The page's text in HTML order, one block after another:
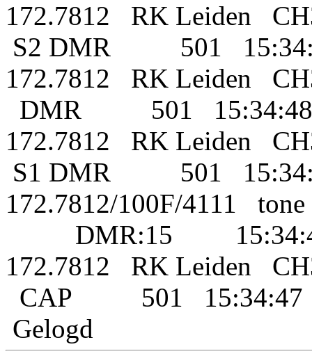
172.7812 RK Leiden
S2 DMR 501
172.7812 RK Leiden
DMR 501 15:34:48
172.7812 RK Leiden
S1 DMR 501
172.7812/100F/4111
DMR:15 15:34:47
172.7812 RK Leiden
CAP 501 15:34:47
Gelogd